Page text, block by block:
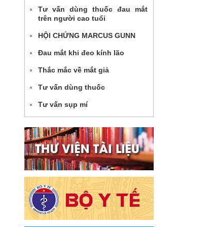
Tư vấn dùng thuốc đau mắt
trên người cao tuổi
HỘI CHỨNG MARCUS GUNN
Đau mắt khi đeo kính lão
Thắc mắc về mắt giả
Tư vấn dùng thuốc
Tư vấn sụp mí